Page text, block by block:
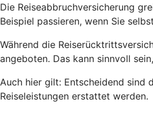
Die Reiseabbruchversicherung
Beispiel passieren, wenn Sie
Während die
angeboten. Das kann sinnvoll
Auch hier gilt: Entscheidend sind
Reiseleistungen erstattet werden.